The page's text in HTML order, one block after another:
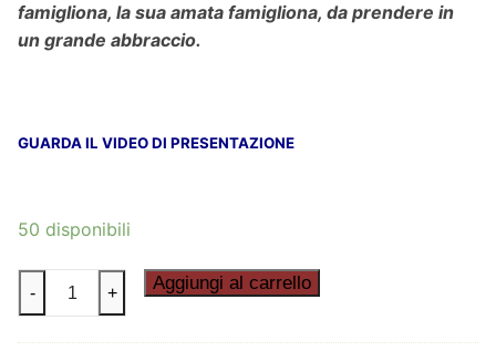
famigliona, la sua amata famigliona, da prendere in
un grande abbraccio.
GUARDA IL VIDEO DI PRESENTAZIONE
50 disponibili
FAMEIS
2
- + Aggiungi al carrello